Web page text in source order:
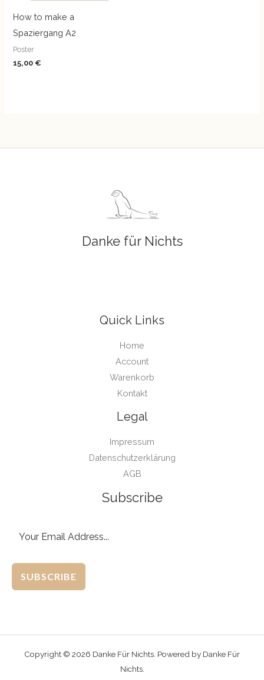
How to make a
Spaziergang A2
Poster
15,00 €
Danke für Nichts
Quick Links
Home
Account
Warenkorb
Kontakt
Legal
Impressum
Datenschutzerklärung
AGB
Subscribe
SUBSCRIBE
Copyright © 2026 Danke Für Nichts. Powered by Danke Für
Nichts.